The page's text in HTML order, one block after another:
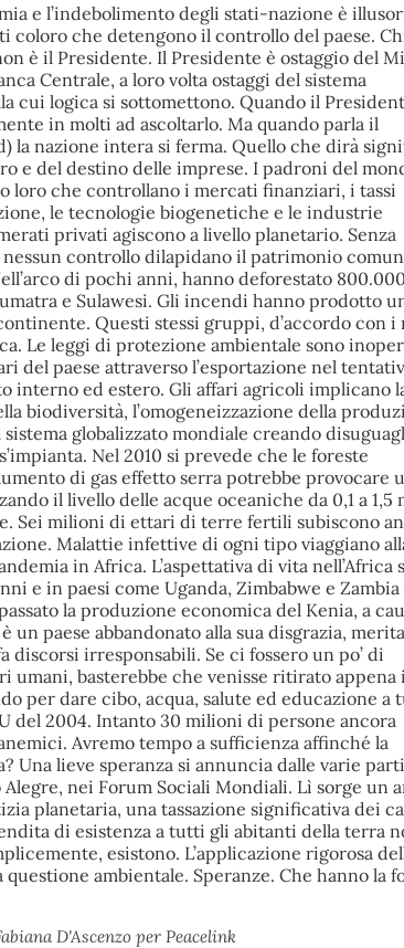
e l’indebolimento degli stati-nazione è
coloro che detengono il controllo del paese.
è il Presidente. Il Presidente è ostaggio del
Centrale, a loro volta ostaggi del sistema
cui logica si sottomettono. Quando il
in molti ad ascoltarlo. Ma quando parla il
la nazione intera si ferma. Quello che dirà
e del destino delle imprese. I padroni del
loro che controllano i mercati finanziari, i tassi
le tecnologie biogenetiche e le industrie
privati agiscono a livello planetario. Senza
controllo dilapidano il patrimonio
di pochi anni, hanno deforestato 800.000
e Sulawesi. Gli incendi hanno prodotto
Questi stessi gruppi, d’accordo con i
Le leggi di protezione ambientale sono
del paese attraverso l’esportazione nel
interno ed estero. Gli affari agricoli implicano
biodiversità, l’omogeneizzazione della
globalizzato mondiale creando
Nel 2010 si prevede che le foreste
di gas effetto serra potrebbe provocare
il livello delle acque oceaniche da 0,1 a 1,5
Sei milioni di ettari di terre fertili subiscono
Malattie infettive di ogni tipo viaggiano
in Africa. L’aspettativa di vita nell’Africa
e in paesi come Uganda, Zimbabwe e Zambia
la produzione economica del Kenia, a
è un paese abbandonato alla sua disgrazia, merita
discorsi irresponsabili. Se ci fossero un po’ di
umani, basterebbe che venisse ritirato appena
per dare cibo, acqua, salute ed educazione a
del 2004. Intanto 30 milioni di persone ancora
Avremo tempo a sufficienza affinché la
Una lieve speranza si annuncia dalle varie
Alegre, nei Forum Sociali Mondiali. Lì sorge un
planetaria, una tassazione significativa dei
di esistenza a tutti gli abitanti della terra
esistono. L’applicazione rigorosa
ambientale. Speranze. Che hanno la
D'Ascenzo per Peacelink